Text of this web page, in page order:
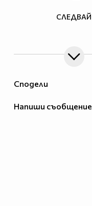
Сподели
Напиши съобщение
СЛЕДВАЙ